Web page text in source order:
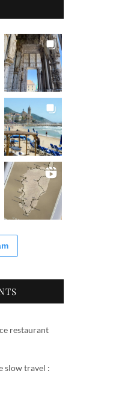
restaurant
slow travel :